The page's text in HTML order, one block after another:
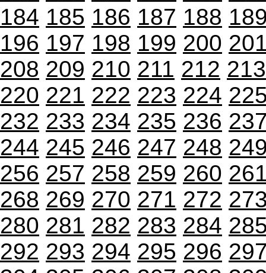
184 185 186 187 188
196 197 198 199 200
208 209 210 211 212 213
220 221 222 223 224
232 233 234 235 236
244 245 246 247 248
256 257 258 259 260
268 269 270 271 272
280 281 282 283 284
292 293 294 295 296